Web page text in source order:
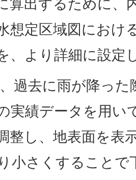
算出するために、
想定区域図におけ
、より詳細に設定
過去に雨が降った
実績データを用い
整し、地表面を表
小さくすることで